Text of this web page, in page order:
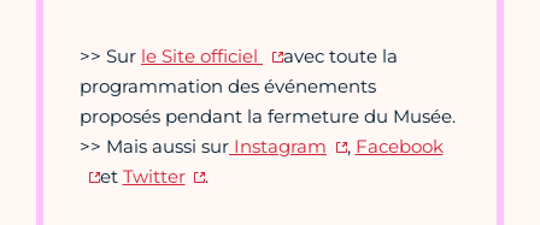
>> Sur le Site officiel
avec toute la
programmation des événements
proposés pendant la fermeture du Musée.
>> Mais aussi sur Instagram , Facebook
et Twitter .